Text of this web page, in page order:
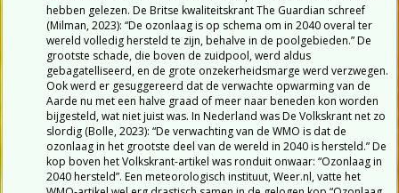
hebben gelezen. De Britse kwaliteitskrant The Guardian schreef
(Milman, 2023): “De ozonlaag is op schema om in 2040 overal ter
wereld volledig hersteld te zijn, behalve in de poolgebieden.” De
grootste schade, die boven de zuidpool, werd aldus
gebagatelliseerd, en de grote onzekerheidsmarge werd verzwegen.
Ook werd er gesuggereerd dat de verwachte opwarming van de
Aarde nu met een halve graad of meer naar beneden kon worden
bijgesteld, wat niet juist was. In Nederland was De Volkskrant net zo
slordig (Bolle, 2023): “De verwachting van de WMO is dat de
ozonlaag in het grootste deel van de wereld in 2040 is hersteld.” De
kop boven het Volkskrant-artikel was ronduit onwaar: “Ozonlaag in
2040 hersteld”. Een meteorologisch instituut, Weer.nl, vatte het